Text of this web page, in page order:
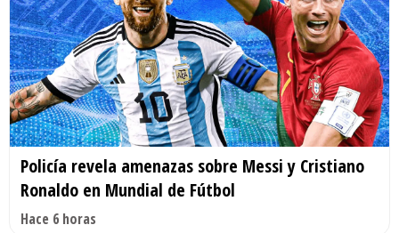
Policía revela amenazas sobre Messi y Cristiano
Ronaldo en Mundial de Fútbol
Hace 6 horas